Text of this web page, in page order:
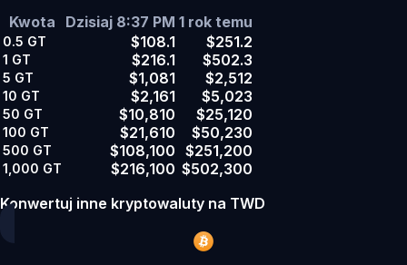
Kwota
Dzisiaj 8:37 PM 1 rok temu
0.5 GT $108.1 $251.2
1 GT $216.1 $502.3
5 GT $1,081 $2,512
10 GT $2,161 $5,023
50 GT $10,810 $25,120
100 GT $21,610 $50,230
500 GT $108,100 $251,200
1,000 GT $216,100 $502,300
Konwertuj inne kryptowaluty na TWD